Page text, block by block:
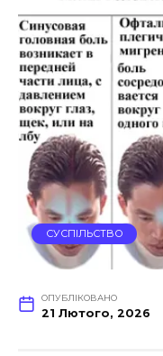
СУСПІЛЬСТВО
ОПУБЛІКОВАНО
21 Лютого, 2026